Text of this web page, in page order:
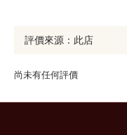
尚未有任何評價